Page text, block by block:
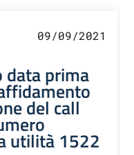
09/09/2021
data prima
del call
utilità 1522